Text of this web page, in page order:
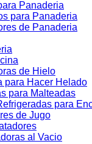
Panaderia
para Panaderia
de Panaderia
de Hielo
para Hacer Helado
para Malteadas
para
de Jugo
al Vacio